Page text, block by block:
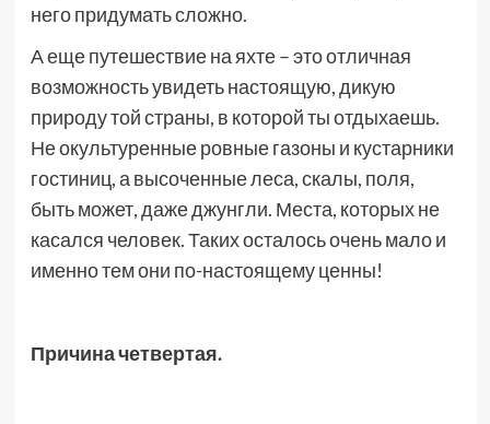
него придумать сложно.
А еще путешествие на яхте – это отличная
возможность увидеть настоящую, дикую
природу той страны, в которой ты отдыхаешь.
Не окультуренные ровные газоны и кустарники
гостиниц, а высоченные леса, скалы, поля,
быть может, даже джунгли. Места, которых не
касался человек. Таких осталось очень мало и
именно тем они по-настоящему ценны!
Причина четвертая.